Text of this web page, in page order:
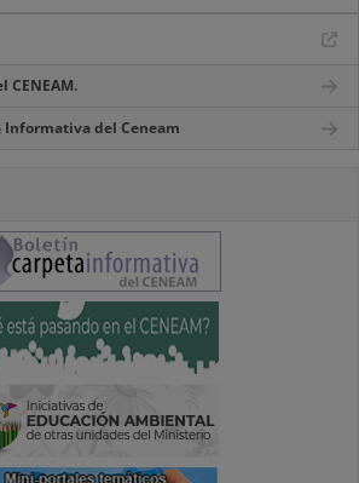
CENEAM.
Informativa del Ceneam